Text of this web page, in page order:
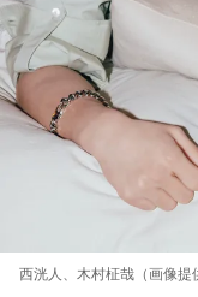
西洸人、木村柾哉（画像提